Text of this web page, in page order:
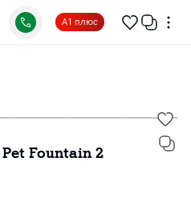
А1 плюс
Fountain 2